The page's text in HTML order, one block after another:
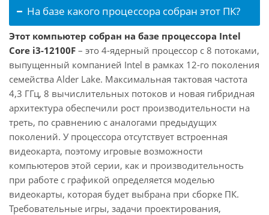
На базе какого процессора собран этот ПК?
Этот компьютер собран на базе процессора Intel
Core i3-12100F – это 4-ядерный процессор с 8 потоками,
выпущенный компанией Intel в рамках 12-го поколения
семейства Alder Lake. Максимальная тактовая частота
4,3 ГГц, 8 вычислительных потоков и новая гибридная
архитектура обеспечили рост производительности на
треть, по сравнению с аналогами предыдущих
поколений. У процессора отсутствует встроенная
видеокарта, поэтому игровые возможности
компьютеров этой серии, как и производительность
при работе с графикой определяется моделью
видеокарты, которая будет выбрана при сборке ПК.
Требовательные игры, задачи проектирования,